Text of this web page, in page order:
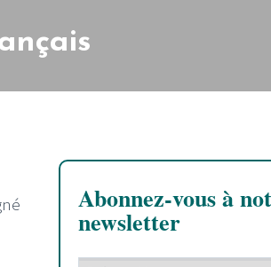
Abonnez-vous à
newsletter